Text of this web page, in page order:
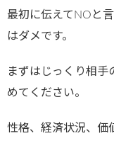
最初に伝えてNOと
はダメです。
まずはじっくり相手
めてください。
性格、経済状況、価